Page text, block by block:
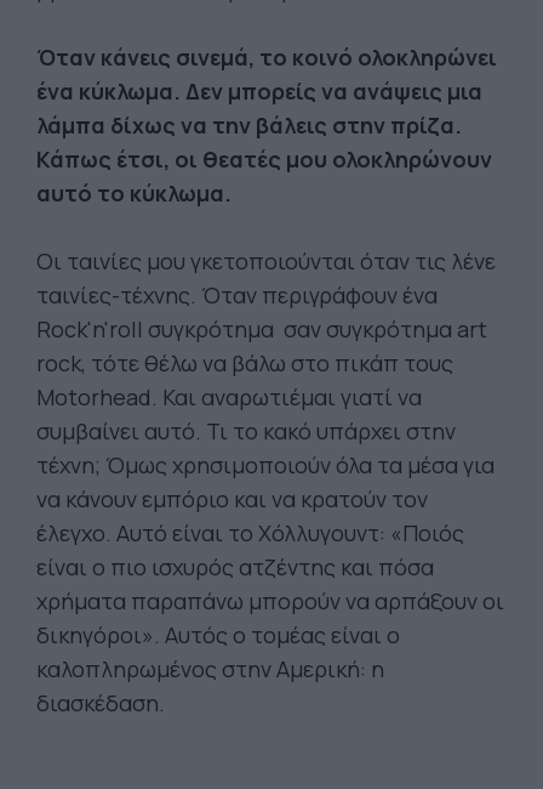
Όταν κάνεις σινεμά, το κοινό ολοκληρώνει
ένα κύκλωμα. Δεν μπορείς να ανάψεις μια
λάμπα δίχως να την βάλεις στην πρίζα.
Κάπως έτσι, οι θεατές μου ολοκληρώνουν
αυτό το κύκλωμα.
Οι ταινίες μου γκετοποιούνται όταν τις λένε
ταινίες-τέχνης. Όταν περιγράφουν ένα
Rock'n'roll συγκρότημα σαν συγκρότημα art
rock, τότε θέλω να βάλω στο πικάπ τους
Motorhead. Και αναρωτιέμαι γιατί να
συμβαίνει αυτό. Τι το κακό υπάρχει στην
τέχνη; Όμως χρησιμοποιούν όλα τα μέσα για
να κάνουν εμπόριο και να κρατούν τον
έλεγχο. Αυτό είναι το Χόλλυγουντ: «Ποιός
είναι ο πιο ισχυρός ατζέντης και πόσα
χρήματα παραπάνω μπορούν να αρπάξουν οι
δικηγόροι». Αυτός ο τομέας είναι ο
καλοπληρωμένος στην Αμερική: η
διασκέδαση.